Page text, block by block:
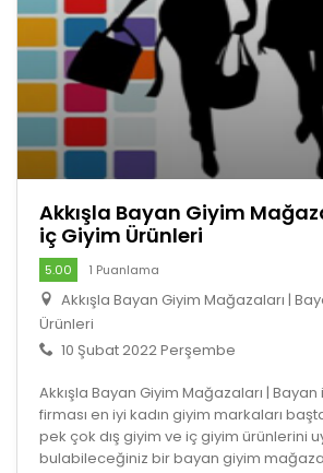
Akkışla Bayan Giyim
iç Giyim Ürünleri
5.00 1 Puanlama
Akkışla Bayan Giyim Mağazaları |
Ürünleri
10 Şubat 2022 Perşembe
Akkışla Bayan Giyim Mağazaları |
firması en iyi kadın giyim markaları
pek çok dış giyim ve iç giyim ürünlerini
bulabileceğiniz bir bayan giyim